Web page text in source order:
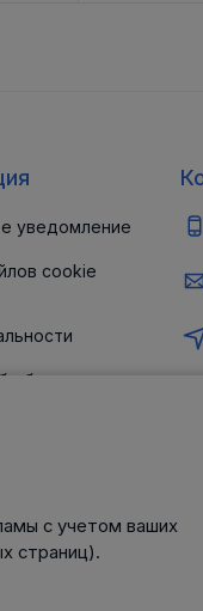
уведомление
cookie
обеспечении
с учетом ваших
страниц).